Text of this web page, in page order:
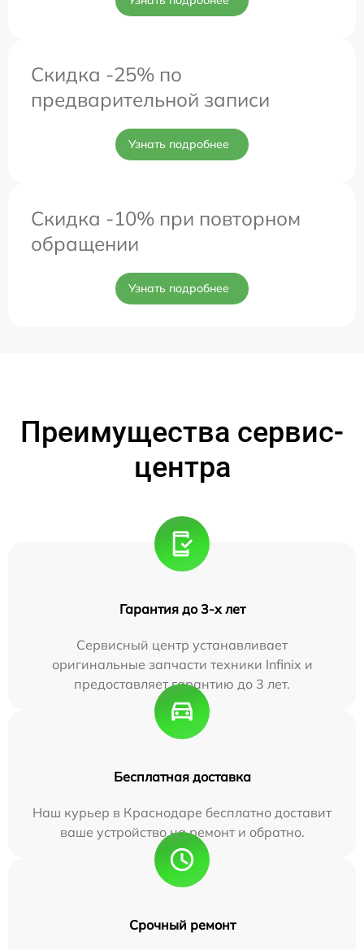
Скидка -25% по
предварительной записи
Узнать подробнее
Скидка -10% при повторном
обращении
Узнать подробнее
Преимущества сервис-
центра
Гарантия до 3-х лет
Сервисный центр устанавливает
оригинальные запчасти техники Infinix и
предоставляет гарантию до 3 лет.
Бесплатная доставка
Наш курьер в Краснодаре бесплатно доставит
ваше устройство на ремонт и обратно.
Срочный ремонт